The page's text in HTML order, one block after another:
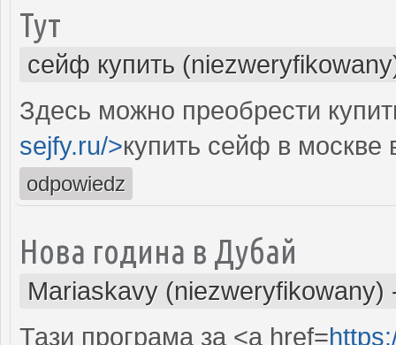
Тут
сейф купить
Здесь можно преобрести
sejfy.ru/>купить сейф в москве
odpowiedz
Нова година в Дубай
Mariaskavy (niezweryfikowany)
Тази програма за <a href=